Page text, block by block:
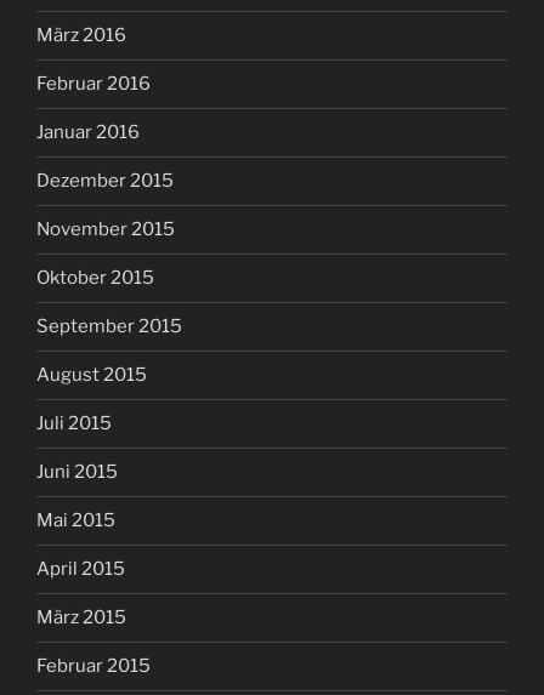
März 2016
Februar 2016
Januar 2016
Dezember 2015
November 2015
Oktober 2015
September 2015
August 2015
Juli 2015
Juni 2015
Mai 2015
April 2015
März 2015
Februar 2015